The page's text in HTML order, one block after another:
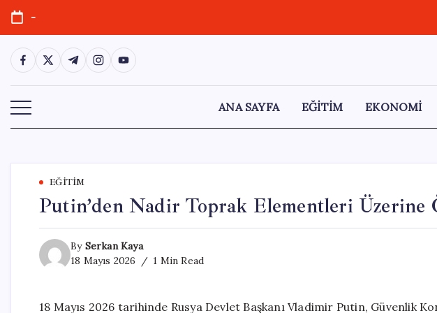
Skip
content
-
https://www.facebook.com/
https://twitter.com/
https://t.me/
https://www.instagram.com/
https://youtube.com/
ANA SAYFA EĞİTİM EKONOMİ
EĞITIM
Putin’den Nadir Toprak Elementleri Üzerine
By Serkan Kaya
18 Mayıs 2026
1 Min Read
18 Mayıs 2026 tarihinde Rusya Devlet Başkanı Vladimir Putin, Güvenlik